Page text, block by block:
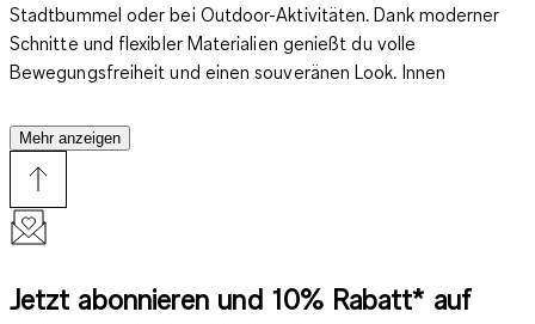
Stadtbummel oder bei Outdoor-Aktivitäten. Dank moderner
Schnitte und flexibler Materialien genießt du volle
Bewegungsfreiheit und einen souveränen Look. Innen
verbinden Komfort mit Funktion und sorgen dafür, dass du
auch an kalten Tagen bestens ausgestattet bist.
Thermohosen & Thermojeans: Durchdachte Wärme für
kalte Tage
Mehr anzeigen
Jetzt abonnieren und 10% Rabatt* auf